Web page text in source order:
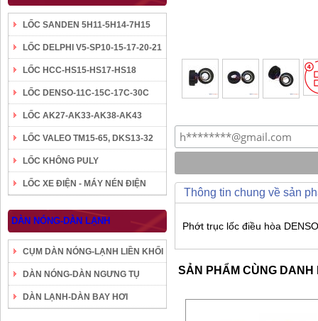
LỐC SANDEN 5H11-5H14-7H15
LỐC DELPHI V5-SP10-15-17-20-21
LỐC HCC-HS15-HS17-HS18
LỐC DENSO-11C-15C-17C-30C
LỐC AK27-AK33-AK38-AK43
LỐC VALEO TM15-65, DKS13-32
LỐC KHÔNG PULY
LỐC XE ĐIỆN - MÁY NÉN ĐIỆN
DÀN NÓNG-DÀN LẠNH
CỤM DÀN NÓNG-LẠNH LIỀN KHỐI
DÀN NÓNG-DÀN NGƯNG TỤ
DÀN LẠNH-DÀN BAY HƠI
Thông tin chung về sản
Phớt trục lốc điều hòa
SẢN PHẨM CÙNG